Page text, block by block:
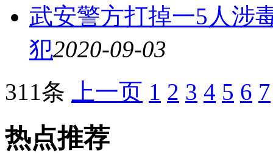
武安警方打掉一5人涉
犯2020-09-03
311条
上一页 1 2 3 4 5 6 7
热点推荐